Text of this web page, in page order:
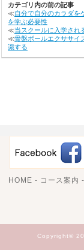
カテゴリ内の前の記事
≪自分で自分のカラダを
を学ぶ必要性
≪当スクールに入学され
≪骨盤ボールエクササイ
識する
HOME - コース案内 -
Copyright©